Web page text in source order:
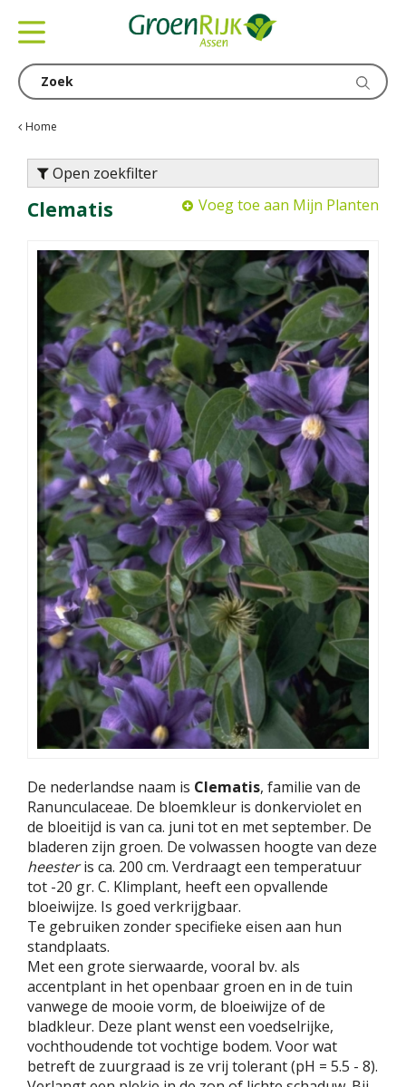
Home
Open zoekfilter
Clematis Voeg toe aan Mijn Planten
De nederlandse naam is Clematis, familie van de
Ranunculaceae. De bloemkleur is donkerviolet en
de bloeitijd is van ca. juni tot en met september. De
bladeren zijn groen. De volwassen hoogte van deze
heesteris ca. 200 cm. Verdraagt een temperatuur
tot -20 gr. C. Klimplant, heeft een opvallende
bloeiwijze. Is goed verkrijgbaar.
Te gebruiken zonder specifieke eisen aan hun
standplaats.
Met een grote sierwaarde, vooral bv. als
accentplant in het openbaar groen en in de tuin
vanwege de mooie vorm, de bloeiwijze of de
bladkleur. Deze plant wenst een voedselrijke,
vochthoudende tot vochtige bodem. Voor wat
betreft de zuurgraad is ze vrij tolerant (pH = 5.5 - 8).